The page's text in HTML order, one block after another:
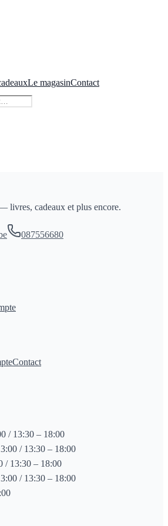
Le magasinContact
livres, cadeaux et plus encore.
087556680
Contact
/ 13:30 – 18:00
/ 13:30 – 18:00
/ 13:30 – 18:00
/ 13:30 – 18:00